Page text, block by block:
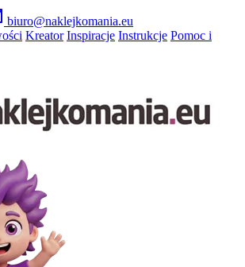
biuro@naklejkomania.eu
Kreator Inspiracje Instrukcje Pomoc i